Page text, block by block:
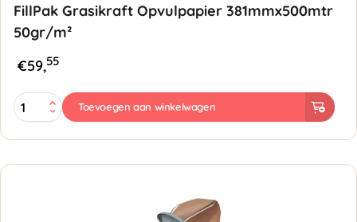
FillPak Grasikraft Opvulpapier 381mmx500mtr
50gr/m²
€59,55
FillPak
Grasikraft
50gr/m²
Toevoegen aan winkelwagen